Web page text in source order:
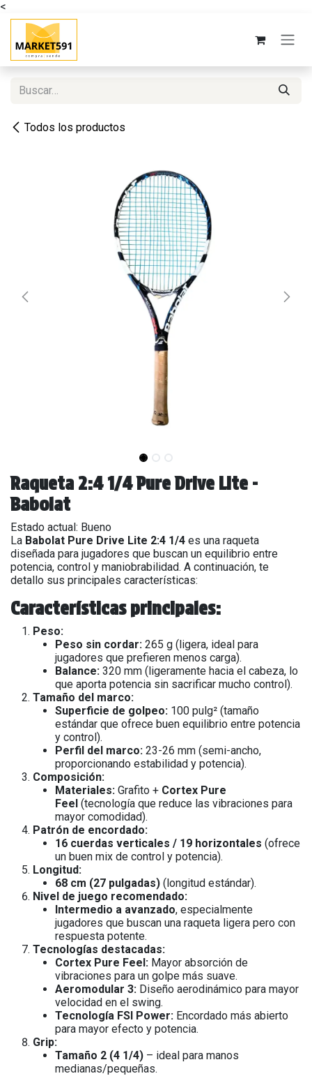
<
Ir al contenido
Todos los productos
Raqueta 2:4 1/4 Pure Drive Lite -
Babolat
Estado actual: Bueno
La Babolat Pure Drive Lite 2:4 1/4 es una raqueta
diseñada para jugadores que buscan un equilibrio entre
potencia, control y maniobrabilidad. A continuación, te
detallo sus principales características:
Características principales:
Peso:
Peso sin cordar: 265 g (ligera, ideal para
jugadores que prefieren menos carga).
Balance: 320 mm (ligeramente hacia el cabeza, lo
que aporta potencia sin sacrificar mucho control).
Tamaño del marco:
Superficie de golpeo: 100 pulg² (tamaño
estándar que ofrece buen equilibrio entre potencia
y control).
Perfil del marco: 23-26 mm (semi-ancho,
proporcionando estabilidad y potencia).
Composición:
Materiales: Grafito + Cortex Pure
Feel (tecnología que reduce las vibraciones para
mayor comodidad).
Patrón de encordado:
16 cuerdas verticales / 19 horizontales (ofrece
un buen mix de control y potencia).
Longitud:
68 cm (27 pulgadas) (longitud estándar).
Nivel de juego recomendado:
Intermedio a avanzado, especialmente
jugadores que buscan una raqueta ligera pero con
respuesta potente.
Tecnologías destacadas:
Cortex Pure Feel: Mayor absorción de
vibraciones para un golpe más suave.
Aeromodular 3: Diseño aerodinámico para mayor
velocidad en el swing.
Tecnología FSI Power: Encordado más abierto
para mayor efecto y potencia.
Grip:
Tamaño 2 (4 1/4) – ideal para manos
medianas/pequeñas.